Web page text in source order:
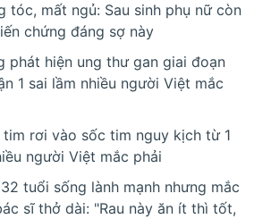
tóc, mất ngủ: Sau sinh phụ nữ còn
chứng đáng sợ này
phát hiện ung thư gan giai đoạn
1 sai lầm nhiều người Việt mắc
tim rơi vào sốc tim nguy kịch từ 1
người Việt mắc phải
tuổi sống lành mạnh nhưng mắc
sĩ thở dài: "Rau này ăn ít thì tốt,